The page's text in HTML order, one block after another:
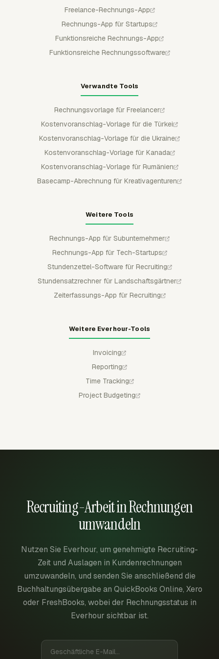
Freelance-Rechnungs-App
Rechnungs-App für Startups
Funktionsreiche Rechnungs-App
Funktionsreiche Rechnungssoftware
Verwandte Tools
Rechnungsvorlage für Freelancer
Kostenvoranschlag-Vorlage für die Türkei
Kostenvoranschlag-Vorlage für die Ukraine
Kostenvoranschlag-Vorlage für Kanada
Kostenvoranschlag-Vorlage für Rumänien
Basecamp-Abrechnung für Kreativagenturen
Weitere Tools
Rechnungs-App für Subunternehmer
Rechnungs-App für Tech-Startups
Stundenzettel-Software für Recruiting
Stundensatzrechner für Landschaftsgärtner
Zeiterfassungs-App für Recruiting
Weitere Everhour-Tools
Invoicing
Reporting
Time Tracking
Project Budgeting
Recruiting-Arbeit in Rechnungen
umwandeln
Nutzen Sie Everhour, um genehmigte Recruiting-
Zeit und Auslagen in Kundenrechnungen
umzuwandeln, und senden Sie anschließend die
Buchhaltungsübergabe an QuickBooks Online, Xero
oder FreshBooks, wobei der Rechnungsstatus in
Everhour sichtbar ist.